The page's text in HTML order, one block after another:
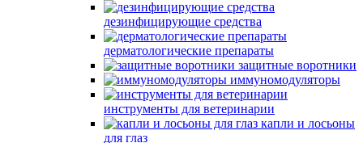
дезинфицирующие средства
дерматологические препараты
защитные воротники
иммуномодуляторы
инструменты для ветеринарии
капли и лосьоны
для глаз